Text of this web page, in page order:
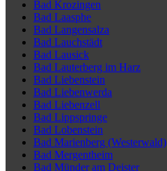
Bad Krozingen
Bad Laasphe
Bad Langensalza
Bad Lauchstädt
Bad Lausick
Bad Lauterberg im Harz
Bad Liebenstein
Bad Liebenwerda
Bad Liebenzell
Bad Lippspringe
Bad Lobenstein
Bad Marienberg (Westerwald)
Bad Mergentheim
Bad Münder am Deister